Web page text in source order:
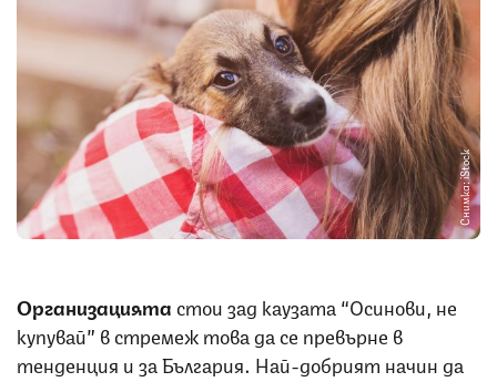
Снимка: iStock
Организациятастои зад каузата “Осинови, не
купувай” в стремеж това да се превърне в
тенденция и за България. Най-добрият начин да